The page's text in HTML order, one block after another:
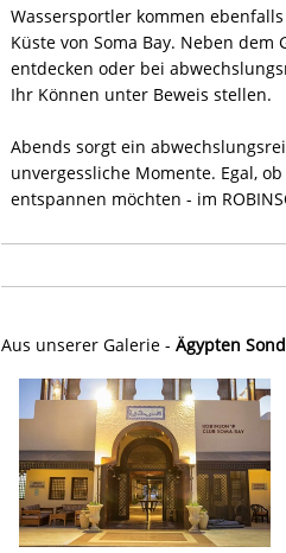
Wassersportler kommen
Küste von Soma Bay. Neben
entdecken oder bei
Ihr Können unter Beweis stellen.
Abends sorgt ein
unvergessliche Momente. Egal,
entspannen möchten - im
Aus unserer Galerie - Ägypten